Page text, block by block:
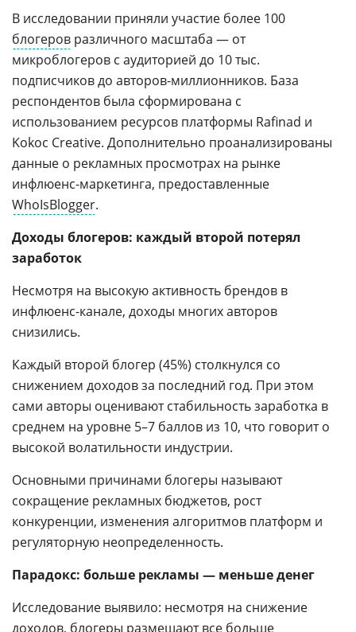
В исследовании приняли участие более 100
блогеров различного масштаба — от
микроблогеров с аудиторией до 10 тыс.
подписчиков до авторов-миллионников. База
респондентов была сформирована с
использованием ресурсов платформы Rafinad и
Kokoc Creative. Дополнительно проанализированы
данные о рекламных просмотрах на рынке
инфлюенс-маркетинга, предоставленные
WhoIsBlogger.
Доходы блогеров: каждый второй потерял
заработок
Несмотря на высокую активность брендов в
инфлюенс-канале, доходы многих авторов
снизились.
Каждый второй блогер (45%) столкнулся со
снижением доходов за последний год. При этом
сами авторы оценивают стабильность заработка в
среднем на уровне 5–7 баллов из 10, что говорит о
высокой волатильности индустрии.
Основными причинами блогеры называют
сокращение рекламных бюджетов, рост
конкуренции, изменения алгоритмов платформ и
регуляторную неопределенность.
Парадокс: больше рекламы — меньше денег
Исследование выявило: несмотря на снижение
доходов, блогеры размещают все больше